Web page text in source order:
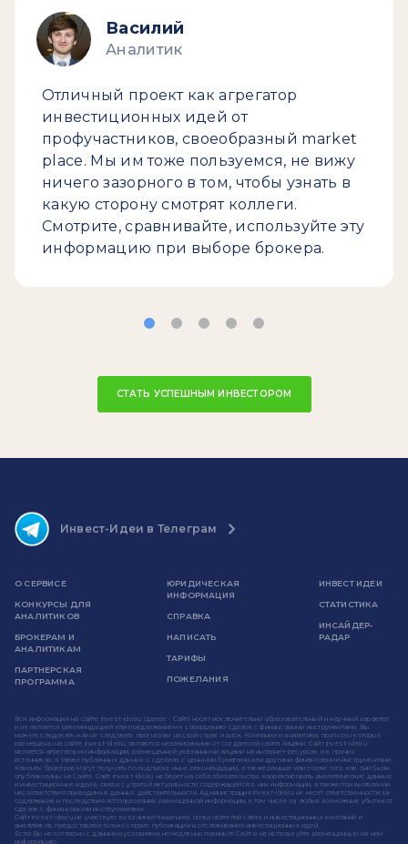
Василий
Аналитик
Отличный проект как агрегатор
инвестиционных идей от
профучастников, своеобразный market
place. Мы им тоже пользуемся, не вижу
ничего зазорного в том, чтобы узнать в
какую сторону смотрят коллеги.
Смотрите, сравнивайте, используйте эту
информацию при выборе брокера.
СТАТЬ УСПЕШНЫМ ИНВЕСТОРОМ
Инвест-Идеи в Телеграм
О СЕРВИСЕ
КОНКУРСЫ ДЛЯ
АНАЛИТИКОВ
БРОКЕРАМ И
АНАЛИТИКАМ
ПАРТНЕРСКАЯ
ПРОГРАММА
ЮРИДИЧЕСКАЯ
ИНФОРМАЦИЯ
СПРАВКА
НАПИСАТЬ
ТАРИФЫ
ПОЖЕЛАНИЯ
ИНВЕСТ ИДЕИ
СТАТИСТИКА
ИНСАЙДЕР-
РАДАР
Вся информация на сайте invest-idei.ru (далее - Сайт) носит исключительно образовательный и научный характер
и не является рекомендацией или предложением к совершению сделок с финансовыми инструментами. Вы
можете следовать или не следовать прогнозам на свой страх и риск. Компании и аналитики, прогнозы которых
размещены на сайте invest-idei.ru, являются независимыми от создателей сайта лицами. Сайт invest-idei.ru
является агрегатором информации, размещенной указанными лицами на интернет-ресурсах и в прочих
источниках, а также публичных данных о сделках с ценными бумагами или другими финансовыми инструментами.
Клиенты брокеров могут получать по подписке иные рекомендации, а также раньше или позже того, как они были
опубликованы на Сайте. Сайт invest-idei.ru не берет на себя обязательство корректировать аналитические данные
и инвестиционные идеи в связи с утратой актуальности содержащейся в них информации, а также при выявлении
несоответствия приводимых данных действительности. Администрация invest-idei.ru не несет ответственности за
содержание и последствия использования размещенной информации, в том числе за любые возможные убытки от
сделок с финансовыми инструментами.
Сайт invest-idei.ru не участвует во взаимоотношениях пользователей сайта и инвестиционных компаний и
аналитиков, предоставляя только сервис публикации и отслеживания инвестиционных идей.
Если Вы не согласны с данными условиями, немедленно покиньте Сайт и не используйте размещенную на нем
информацию.